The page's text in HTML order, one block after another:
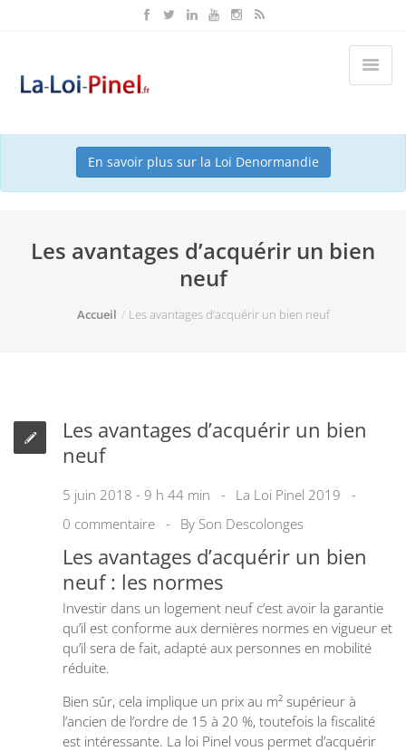
En savoir plus sur la Loi Denormandie
Les avantages d’acquérir un bien
neuf
Accueil Les avantages d’acquérir un bien neuf
Les avantages d’acquérir un bien
neuf
5 juin 2018 - 9 h 44 min
La Loi Pinel 2019
0 commentaire
By Son Descolonges
Les avantages d’acquérir un bien
neuf : les normes
Investir dans un logement neuf c’est avoir la garantie
qu’il est conforme aux dernières normes en vigueur et
qu’il sera de fait, adapté aux personnes en mobilité
réduite.
Bien sûr, cela implique un prix au m² supérieur à
l’ancien de l’ordre de 15 à 20 %, toutefois la fiscalité
est intéressante. La loi Pinel vous permet d’acquérir